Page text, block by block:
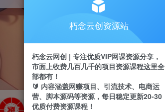
小红书 挂机 快手
VIP推广
70%分佣 招募站长
朽念云创资源站
朽念云网创 | 专注优质VIP网课资源分享，
市面上收费几百几千的项目资源课程这里全
部都有！
🔰 内容涵盖网赚项目、引流技术、电商运
营、脚本源码等资源，每日稳定更新20-30
优质付费资源课程！